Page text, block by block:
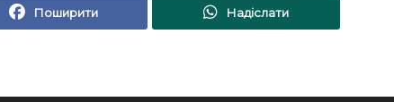
Поширити Надіслати